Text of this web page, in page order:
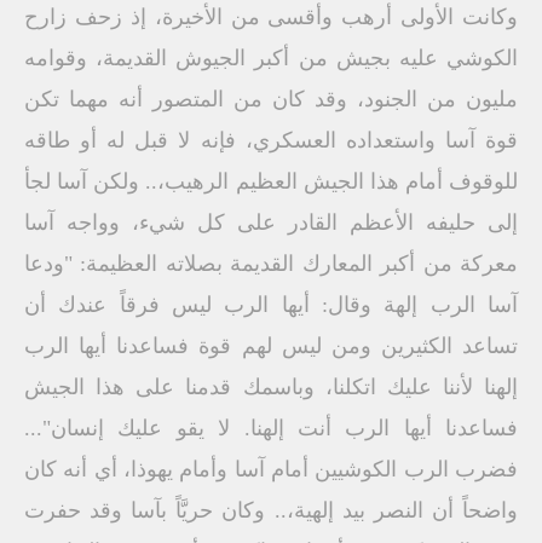
وكانت الأولى أرهب وأقسى من الأخيرة، إذ زحف زارح
الكوشي عليه بجيش من أكبر الجيوش القديمة، وقوامه
مليون من الجنود، وقد كان من المتصور أنه مهما تكن
قوة آسا واستعداده العسكري، فإنه لا قبل له أو طاقه
للوقوف أمام هذا الجيش العظيم الرهيب،.. ولكن آسا لجأ
إلى حليفه الأعظم القادر على كل شيء، وواجه آسا
معركة من أكبر المعارك القديمة بصلاته العظيمة: "ودعا
آسا الرب إلهة وقال: أيها الرب ليس فرقاً عندك أن
تساعد الكثيرين ومن ليس لهم قوة فساعدنا أيها الرب
إلهنا لأننا عليك اتكلنا، وباسمك قدمنا على هذا الجيش
فساعدنا أيها الرب أنت إلهنا. لا يقو عليك إنسان"...
فضرب الرب الكوشيين أمام آسا وأمام يهوذا، أي أنه كان
واضحاً أن النصر بيد إلهية،.. وكان حريَّاً بآسا وقد حفرت